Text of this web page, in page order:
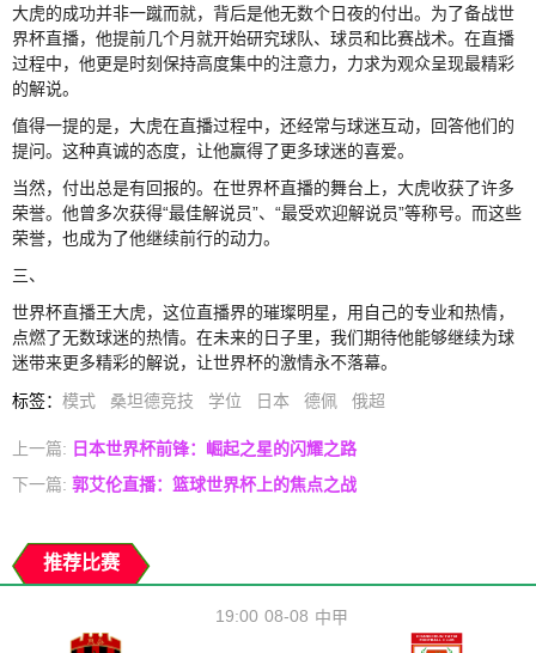
大虎的成功并非一蹴而就，背后是他无数个日夜的付出。为了备战世
界杯直播，他提前几个月就开始研究球队、球员和比赛战术。在直播
过程中，他更是时刻保持高度集中的注意力，力求为观众呈现最精彩
的解说。
值得一提的是，大虎在直播过程中，还经常与球迷互动，回答他们的
提问。这种真诚的态度，让他赢得了更多球迷的喜爱。
当然，付出总是有回报的。在世界杯直播的舞台上，大虎收获了许多
荣誉。他曾多次获得“最佳解说员”、“最受欢迎解说员”等称号。而这些
荣誉，也成为了他继续前行的动力。
三、
世界杯直播王大虎，这位直播界的璀璨明星，用自己的专业和热情，
点燃了无数球迷的热情。在未来的日子里，我们期待他能够继续为球
迷带来更多精彩的解说，让世界杯的激情永不落幕。
标签： 模式 桑坦德竞技 学位 日本 德佩 俄超
上一篇: 日本世界杯前锋：崛起之星的闪耀之路
下一篇: 郭艾伦直播：篮球世界杯上的焦点之战
推荐比赛
08-08
19:00 中甲